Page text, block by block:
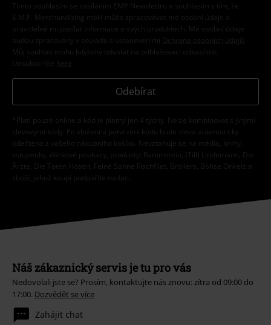
Tímto souhlasím se zasíláním EMP Newslettru a souhlasím s tím, že
E.M.P. Merchandising mbH může zpracovávat mé osobní údaje a
pravidelně mi posílat informace o svých produktech. Mé osobní údaje
budou zpracovány v souladu s ustanoveními
Ochrana osobních údajů
Můj souhlas mohu kdykoliv odvolat na odhlašovací odkaz/link.
Unsubscribe here
Odebírat
*Platí pouze online a kód je platný jen 4 týdny. Nelze kombinovat s jinými
slevovými kódy. Po vložení a potvrzení kódu bude sleva automaticky
odečtena z vašeho nákupního košíku. Nevztahuje se na média, knihy,
vstupenky, dárkové poukazy, produkty: Rammstein, (Till) Lindemann, Die
Ärzte, Die Toten Hosen, Feine Sahne Fischfilet, Broilers, Böhse Onkelz a
zboží, jehož koupí podpoříte nadaci.
Náš zákaznický servis je tu pro vás
Nedovolali jste se? Prosím, kontaktujte nás znovu: zítra od 09:00 do
17:00. Dozvědět se více
Zahájit chat